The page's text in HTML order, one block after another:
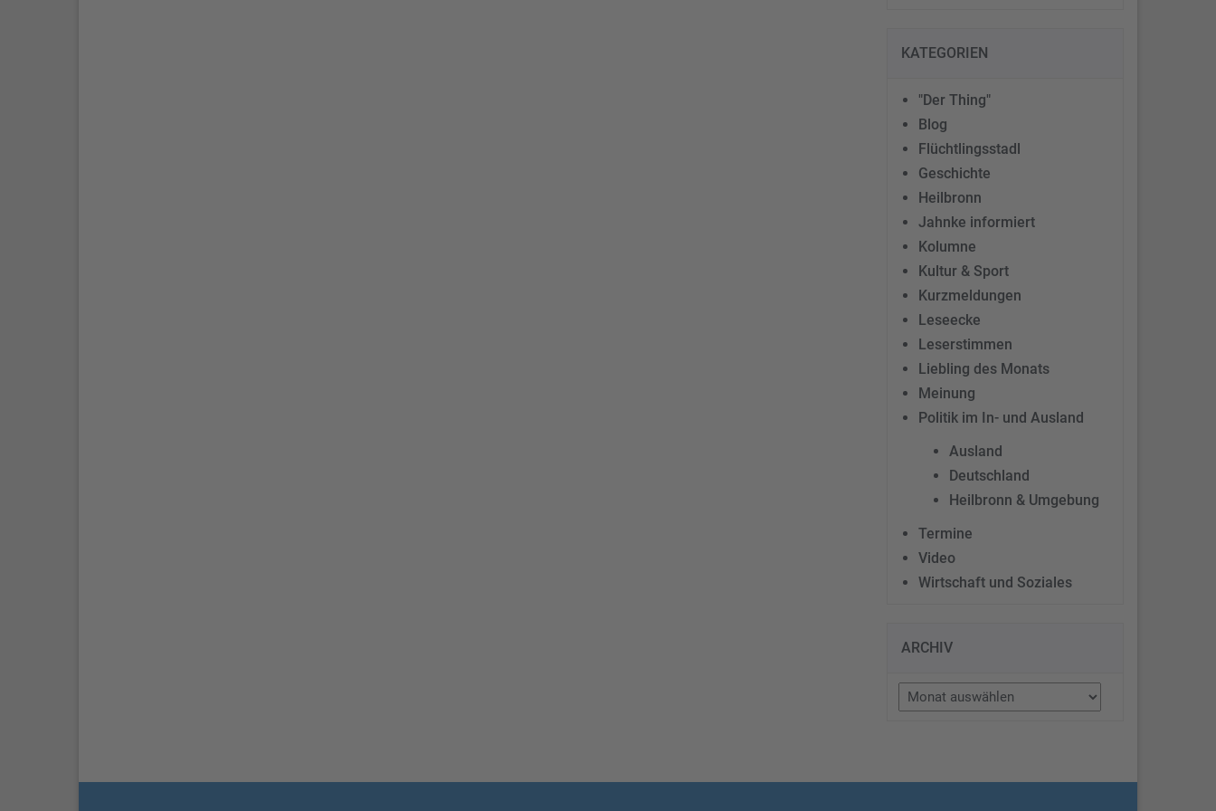
KATEGORIEN
"Der Thing"
Blog
Flüchtlingsstadl
Geschichte
Heilbronn
Jahnke informiert
Kolumne
Kultur & Sport
Kurzmeldungen
Leseecke
Leserstimmen
Liebling des Monats
Meinung
Politik im In- und Ausland
Ausland
Deutschland
Heilbronn & Umgebung
Termine
Video
Wirtschaft und Soziales
ARCHIV
Archiv